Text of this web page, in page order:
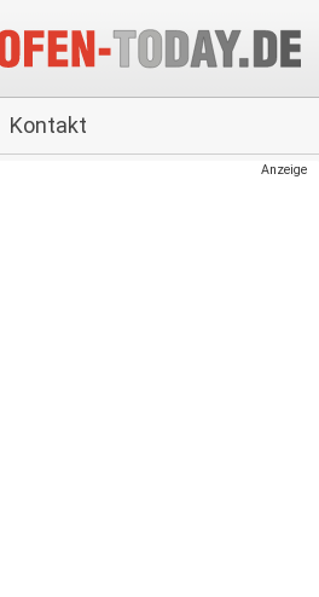
Kontakt
Anzeige